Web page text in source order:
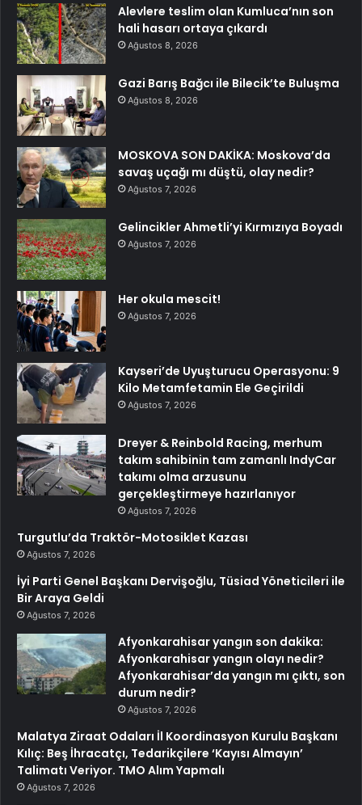
Alevlere teslim olan Kumluca’nın son
hali hasarı ortaya çıkardı
Ağustos 8, 2026
Gazi Barış Bağcı ile Bilecik’te Buluşma
Ağustos 8, 2026
MOSKOVA SON DAKİKA: Moskova’da
savaş uçağı mı düştü, olay nedir?
Ağustos 7, 2026
Gelincikler Ahmetli’yi Kırmızıya Boyadı
Ağustos 7, 2026
Her okula mescit!
Ağustos 7, 2026
Kayseri’de Uyuşturucu Operasyonu: 9
Kilo Metamfetamin Ele Geçirildi
Ağustos 7, 2026
Dreyer & Reinbold Racing, merhum
takım sahibinin tam zamanlı IndyCar
takımı olma arzusunu
gerçekleştirmeye hazırlanıyor
Ağustos 7, 2026
Turgutlu’da Traktör-Motosiklet Kazası
Ağustos 7, 2026
İyi Parti Genel Başkanı Dervişoğlu, Tüsiad Yöneticileri ile
Bir Araya Geldi
Ağustos 7, 2026
Afyonkarahisar yangın son dakika:
Afyonkarahisar yangın olayı nedir?
Afyonkarahisar’da yangın mı çıktı, son
durum nedir?
Ağustos 7, 2026
Malatya Ziraat Odaları İl Koordinasyon Kurulu Başkanı
Kılıç: Beş İhracatçı, Tedarikçilere ‘Kayısı Almayın’
Talimatı Veriyor. TMO Alım Yapmalı
Ağustos 7, 2026